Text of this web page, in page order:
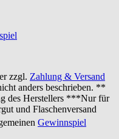
zzgl. Zahlung & Versand
anders beschrieben. **
des Herstellers ***Nur für
und Flaschenversand
Gewinnspiel